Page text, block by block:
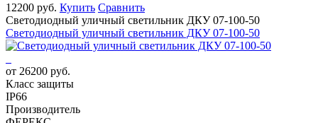
12200 руб. Купить Сравнить
Светодиодный уличный светильник ДКУ 07-100-50
Светодиодный уличный светильник ДКУ 07-100-50
от 26200 руб.
Класс защиты
IP66
Производитель